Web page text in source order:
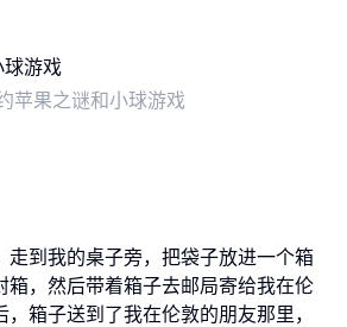
苹果之谜和小球游戏
走到我的桌子旁，把袋子放进一个箱
箱，然后带着箱子去邮局寄给我在伦
箱子送到了我在伦敦的朋友那里，